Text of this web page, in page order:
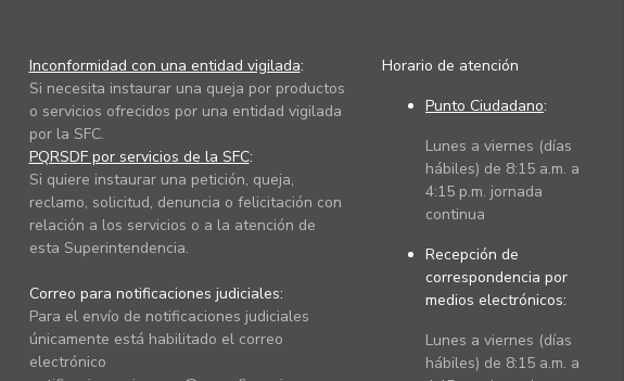
Inconformidad con una entidad vigilada:
Si necesita instaurar una queja por productos
o servicios ofrecidos por una entidad vigilada
por la SFC.
PQRSDF por servicios de la SFC:
Si quiere instaurar una petición, queja,
reclamo, solicitud, denuncia o felicitación con
relación a los servicios o a la atención de
esta Superintendencia.
Correo para notificaciones judiciales:
Para el envío de notificaciones judiciales
únicamente está habilitado el correo
electrónico
Horario de atención
Punto Ciudadano:
Lunes a viernes (días
hábiles) de 8:15 a.m. a
4:15 p.m. jornada
continua
Recepción de
correspondencia por
medios electrónicos:
Lunes a viernes (días
hábiles) de 8:15 a.m. a